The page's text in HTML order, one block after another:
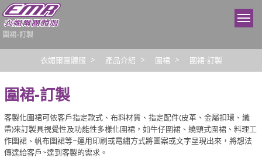
圍裙-訂製
衣媚爾團體服 產品介紹 圍裙 圍裙-訂製
圍裙-訂製
客製化圍裙可依客戶指定款式、布料材質、指定配件(皮革、金屬扣環、織
帶)來訂製具視覺性及功能性多樣化圍裙，如牛仔圍裙、繞頸式圍裙、料理工
作圍裙、帆布圍裙等~運用印刷或電繡方式將圖案或文字呈現出來，將想法
傳達給客戶~達到客製的需求。